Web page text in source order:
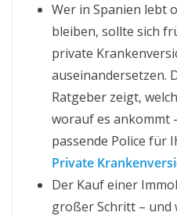
Wer in Spanien lebt
bleiben, sollte sich
private
auseinandersetzen.
Ratgeber zeigt,
worauf es ankommt
passende Police für
Private
Der Kauf einer
großer Schritt – und